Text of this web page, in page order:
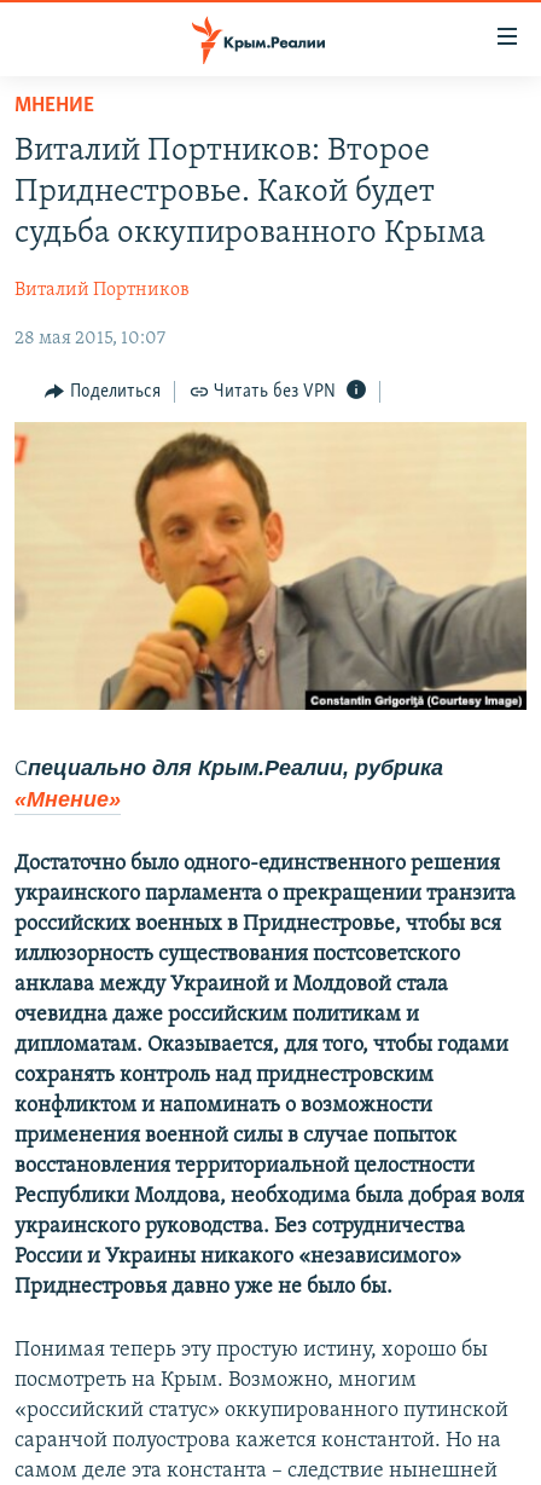
Вернуться
основному
содержанию
Вернутся
главной
Вернутся
поиску
ГРУЗ 200
11 ЛЕТ ОККУПАЦИИ КРЫМА. 11 ИСТОРИЙ СОПРОТИВЛЕНИЯ
ВОДА
ЕЩЕ
ИНТЕРАКТИВ
ИНФОГРАФИКА
ТЕЛЕПРОЕКТ КРЫМ.РЕАЛИИ
СОВЕТЫ ПРАВОЗАЩИТНИКОВ
ПРОПАВШИЕ БЕЗ ВЕСТИ
ПОБЕДИТЕЛЕЙ НЕ СУДЯТ?
КРЫМ.НЕПОКОРЕННЫЙ
УКРАИНСКАЯ ПРОБЛЕМА КРЫМА
РАДІО СВОБОДА
КАК ОБОЙТИ БЛОКИРОВКУ
Українською
ПРИСОЕДИНЯЙТЕСЬ!
МНЕНИЕ
Виталий Портников: Второе
Приднестровье. Какой будет
судьба оккупированного Крыма
Виталий Портников
28 мая 2015, 10:07
Поделиться Читать без VPN
С
«Мнение»
Достаточно было одного-единственного решения
украинского парламента о прекращении транзита
российских военных в Приднестровье, чтобы вся
иллюзорность существования постсоветского
анклава между Украиной и Молдовой стала
очевидна даже российским политикам и
дипломатам. Оказывается, для того, чтобы годами
сохранять контроль над приднестровским
конфликтом и напоминать о возможности
применения военной силы в случае попыток
восстановления территориальной целостности
Республики Молдова, необходима была добрая воля
украинского руководства. Без сотрудничества
России и Украины никакого «независимого»
Приднестровья давно уже не было бы.
Понимая теперь эту простую истину, хорошо бы
посмотреть на Крым. Возможно, многим
«российский статус» оккупированного путинской
саранчой полуострова кажется константой. Но на
самом деле эта константа – следствие нынешней